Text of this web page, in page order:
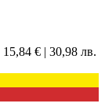
15,84 € | 30,98 лв.